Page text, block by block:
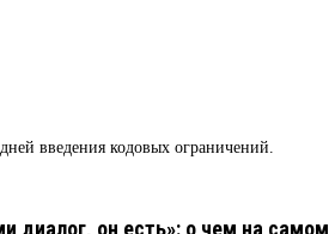
введения кодовых ограничений.
он есть»: о чем на самом